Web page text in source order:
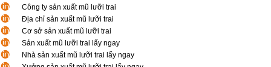
Công ty sản xuất mũ lưỡi trai
Địa chỉ sản xuất mũ lưỡi trai
Cơ sở sản xuất mũ lưỡi trai
Sản xuất mũ lưỡi trai lấy ngay
Nhà sản xuất mũ lưỡi trai lấy ngay